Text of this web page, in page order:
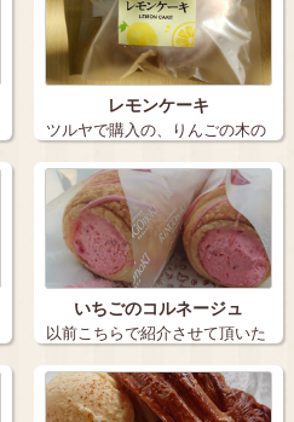
レモンケーキ
ツルヤで購入の、りんごの木の
レモンケーキ…
いちごのコルネージュ
以前こちらで紹介させて頂いた
りんごの木長…